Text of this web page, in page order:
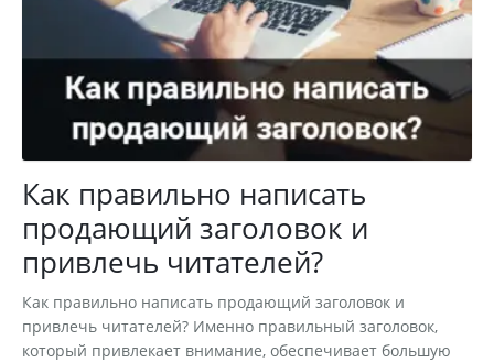
Как правильно написать
продающий заголовок и
привлечь читателей?
Как правильно написать продающий заголовок и
привлечь читателей? Именно правильный заголовок,
который привлекает внимание, обеспечивает большую